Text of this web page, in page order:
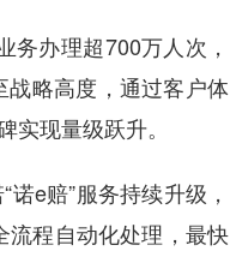
办理超700万人次，
战略高度，通过客户体
现量级跃升。
e赔”服务持续升级，
流程自动化处理，最快